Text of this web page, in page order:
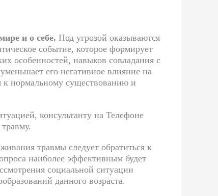
и о себе. Под угрозой оказываются
событие, которое формирует
особенностей, навыков совладания с
его негативное влияние на
к нормальному существованию и
консультанту на Телефоне
травмы следует обратиться к
наиболее эффективным будет
социальной ситуации
данного возраста.